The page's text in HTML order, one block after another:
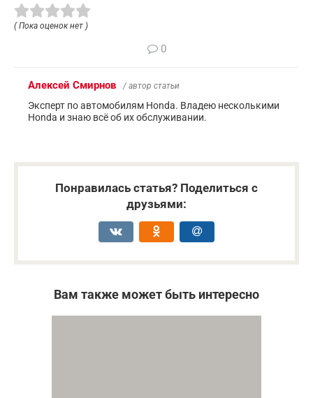
( Пока оценок нет )
0
Алексей Смирнов / автор статьи
Эксперт по автомобилям Honda. Владею несколькими
Honda и знаю всё об их обслуживании.
Понравилась статья? Поделиться с
друзьями:
Вам также может быть интересно